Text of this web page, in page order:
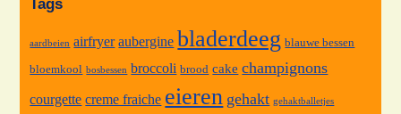
Tags
aardbeien airfryer aubergine bladerdeeg blauwe bessen
bloemkool bosbessen broccoli brood cake champignons
courgette creme fraiche eieren gehakt gehaktballetjes